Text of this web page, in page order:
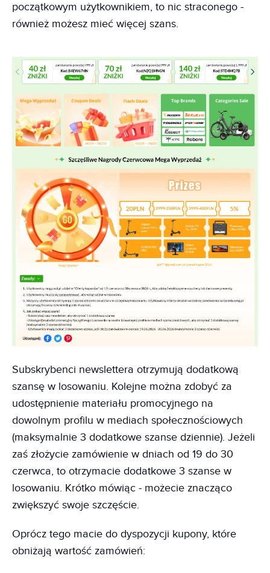
początkowym użytkownikiem, to nic straconego -
również możesz mieć więcej szans.
Subskrybenci newslettera otrzymują dodatkową
szansę w losowaniu. Kolejne można zdobyć za
udostępnienie materiału promocyjnego na
dowolnym profilu w mediach społecznościowych
(maksymalnie 3 dodatkowe szanse dziennie). Jeżeli
zaś złożycie zamówienie w dniach od 19 do 30
czerwca, to otrzymacie dodatkowe 3 szanse w
losowaniu. Krótko mówiąc - możecie znacząco
zwiększyć swoje szczęście.
Oprócz tego macie do dyspozycji kupony, które
obniżają wartość zamówień: